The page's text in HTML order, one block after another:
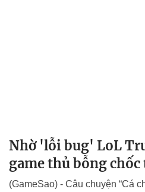
Nhờ 'lỗi bug' LoL
game thủ bỗng
(GameSao) - Câu chuyện “Cá